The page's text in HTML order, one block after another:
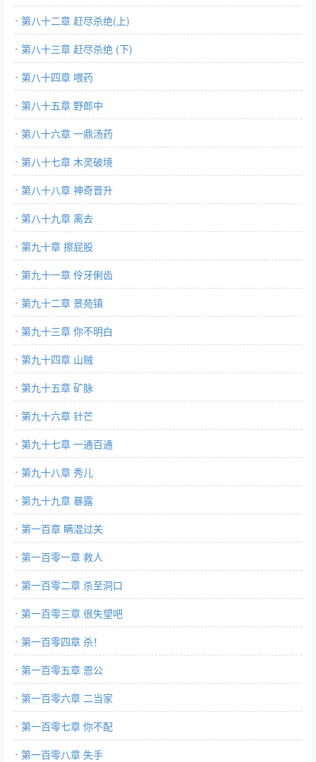
第八十二章 赶尽杀绝(上)
第八十三章 赶尽杀绝 (下)
第八十四章 喂药
第八十五章 野郎中
第八十六章 一鼎汤药
第八十七章 木灵破境
第八十八章 神奇晋升
第八十九章 离去
第九十章 擦屁股
第九十一章 伶牙俐齿
第九十二章 景苑镇
第九十三章 你不明白
第九十四章 山贼
第九十五章 矿脉
第九十六章 针芒
第九十七章 一通百通
第九十八章 秀儿
第九十九章 暴露
第一百章 瞒混过关
第一百零一章 救人
第一百零二章 杀至洞口
第一百零三章 很失望吧
第一百零四章 杀！
第一百零五章 恩公
第一百零六章 二当家
第一百零七章 你不配
第一百零八章 失手